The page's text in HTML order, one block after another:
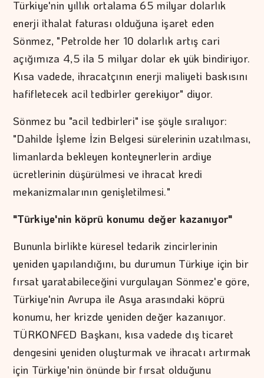
Türkiye'nin yıllık ortalama 65 milyar dolarlık
enerji ithalat faturası olduğuna işaret eden
Sönmez, "Petrolde her 10 dolarlık artış cari
açığımıza 4,5 ila 5 milyar dolar ek yük bindiriyor.
Kısa vadede, ihracatçının enerji maliyeti baskısını
hafifletecek acil tedbirler gerekiyor" diyor.
Sönmez bu "acil tedbirleri" ise şöyle sıralıyor:
"Dahilde İşleme İzin Belgesi sürelerinin uzatılması,
limanlarda bekleyen konteynerlerin ardiye
ücretlerinin düşürülmesi ve ihracat kredi
mekanizmalarının genişletilmesi."
"Türkiye'nin köprü konumu değer kazanıyor"
Bununla birlikte küresel tedarik zincirlerinin
yeniden yapılandığını, bu durumun Türkiye için bir
fırsat yaratabileceğini vurgulayan Sönmez'e göre,
Türkiye'nin Avrupa ile Asya arasındaki köprü
konumu, her krizde yeniden değer kazanıyor.
TÜRKONFED Başkanı, kısa vadede dış ticaret
dengesini yeniden oluşturmak ve ihracatı artırmak
için Türkiye'nin önünde bir fırsat olduğunu